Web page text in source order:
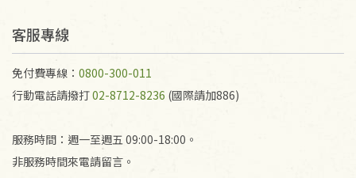
客服專線
免付費專線： 0800-300-011
行動電話請撥打02-8712-8236 (國際請加886)
服務時間：週一至週五 09:00-18:00。
非服務時間來電請留言。